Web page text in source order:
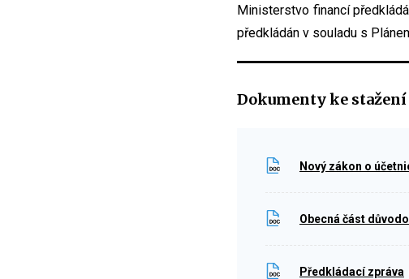
Ministerstvo financí předkládá
předkládán v souladu s
Dokumenty ke stažení
Nový zákon o
Obecná část
Předkládací zpráva